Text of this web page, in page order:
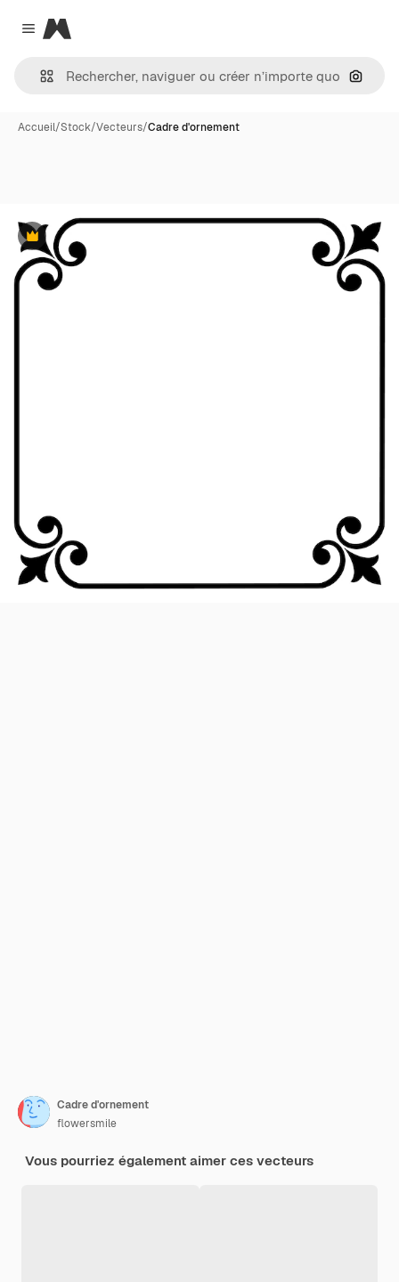
Close menu
Magnific
Accueil/Stock/Vecteurs/Cadre d'ornement
Premium
Cadre d'ornement
flowersmile
Vous pourriez également aimer ces vecteurs